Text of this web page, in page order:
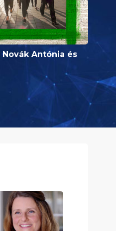
|Novák Antónia és